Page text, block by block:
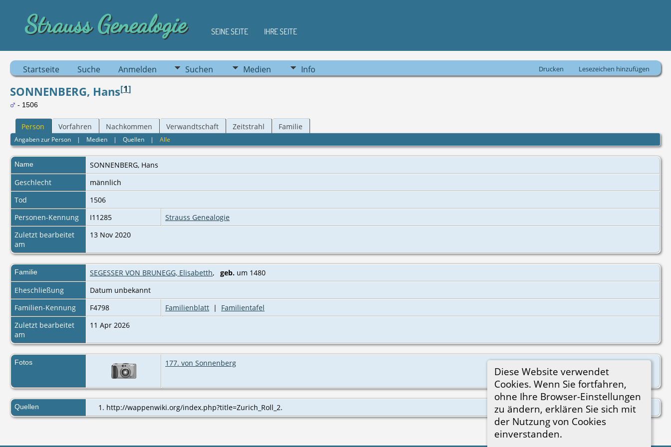
Strauss Genealogie SEINE SEITE IHRE SEITE
Startseite Suche Anmelden Suchen Medien Info Drucken Lesezeichen hinzufügen
Diese Website verwendet
Cookies. Wenn Sie fortfahren,
ohne Ihre Browser-Einstellungen
zu ändern, erklären Sie sich mit
der Nutzung von Cookies
einverstanden.
SONNENBERG, Hans[1]
- 1506
Person Vorfahren Nachkommen Verwandtschaft Zeitstrahl Familie
Angaben zur Person | Medien |Quellen |Alle
Name SONNENBERG, Hans
Geschlecht
männlich
Tod
1506
Personen-Kennung
I11285
Strauss Genealogie
Zuletzt bearbeitet
am
13 Nov 2020
Familie SEGESSER VON BRUNEGG, Elisabetth, geb. um 1480
Eheschließung
Datum unbekannt
Familien-Kennung
F4798 Familienblatt | Familientafel
Zuletzt bearbeitet
am
11 Apr 2026
Fotos 177. von Sonnenberg
Quellen http://wappenwiki.org/index.php?title=Zurich_Roll_2.